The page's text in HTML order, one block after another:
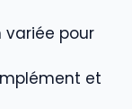
variée pour
et